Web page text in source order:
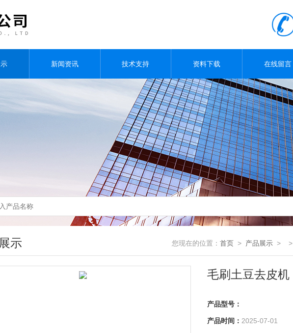
新闻资讯 技术支持 资料下载 在线留言
示 您现在的位置： 首页 > 产品展示 > >
毛刷土豆去皮机
产品型号：
产品时间： 2025-07-01